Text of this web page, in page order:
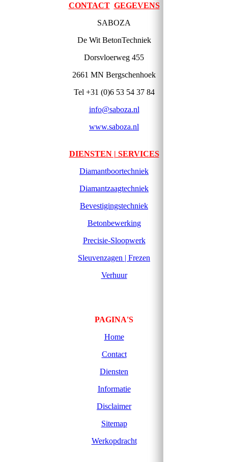
CONTACT GEGEVENS
SABOZA
De Wit BetonTechniek
Dorsvloerweg 455
2661 MN Bergschenhoek
Tel +31 (0)6 53 54 37 84
info@saboza.nl
www.saboza.nl
DIENSTEN | SERVICES
Diamantboortechniek
Diamantzaagtechniek
Bevestigingstechniek
Betonbewerking
Precisie-Sloopwerk
Sleuvenzagen | Frezen
Verhuur
PAGINA'S
Home
Contact
Diensten
Informatie
Disclaimer
Sitemap
Werkopdracht